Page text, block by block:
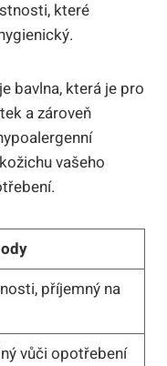
které
bavlna, která je pro
a zároveň
vašeho
příjemný na
vůči opotřebení